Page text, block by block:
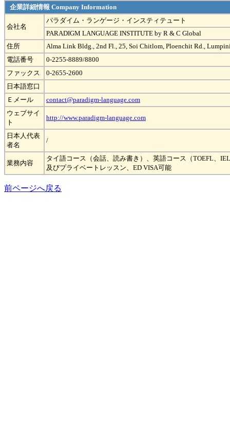
企業詳細情報 Company Information
会社名
パラダイム・ランゲージ・インスティテュート
PARADIGM LANGUAGE INSTITUTE by R & C Global
住所
Alma Link Bldg., 2nd Fl., 25, Soi Chitlom, Ploenchit Rd.,
電話番号
0-2255-8889/8800
ファックス
0-2655-2600
日本語窓口
Ｅメール
contact@paradigm-language.com
ウェブサイ
ト
http://www.paradigm-language.com
日本人代表
者名
/
業務内容
タイ語コース（会話、読み書き）、英語コース（TOEFL、
及びプライベートレッスン、ED VISA可能
前ページへ戻る